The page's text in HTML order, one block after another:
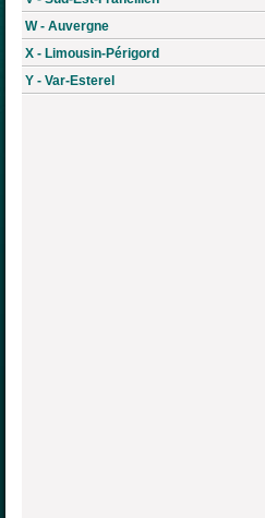
W - Auvergne
X - Limousin-Périgord
Y - Var-Esterel